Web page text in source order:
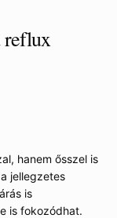
reflux
hanem ősszel is
jellegzetes
is
is fokozódhat.